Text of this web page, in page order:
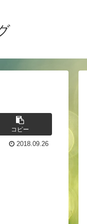
コピー
2018.09.26